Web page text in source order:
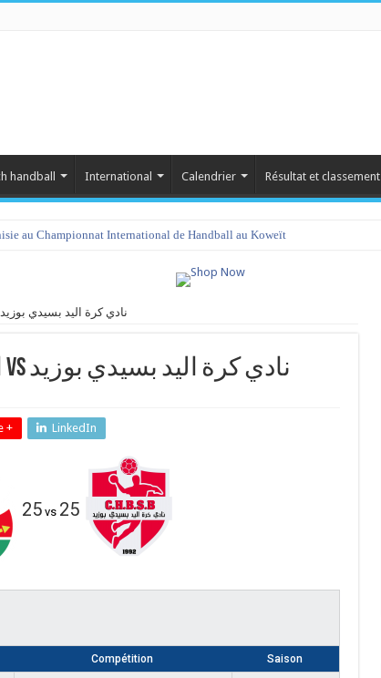
handball International Calendrier Résultat et classement
au Championnat International de Handball au Koweït
السهم الرياضي الحري‎ vs نادي كرة اليد بسيدي بوزيد
السهم الرياضي الحري‎ vs نادي كرة اليد بسيدي بوزيد
+ LinkedIn
25 vs 25
Compétition Saison